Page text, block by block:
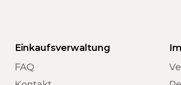
Einkaufsverwaltung
FAQ